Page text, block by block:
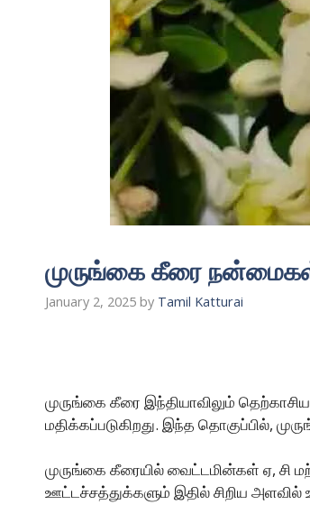
முருங்கை கீரை
January 2, 2025 by Tamil Katturai
முருங்கை கீரை இந்தியாவிலும்
மதிக்கப்படுகிறது. இந்த தொகுப்பில்,
முருங்கை கீரையில் வைட்டமின்கள் ஏ, சி
ஊட்டச்சத்துக்களும் இதில் சிறிய